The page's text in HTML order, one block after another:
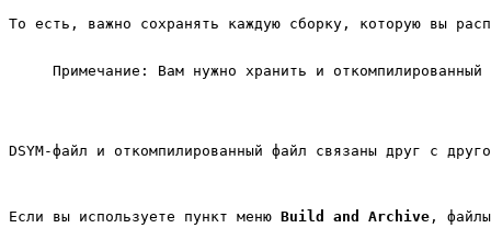
То есть, важно сохранять каждую сборку, которую вы
Примечание: Вам нужно хранить и
DSYM-файл и откомпилированный файл связаны друг с
Если вы используете пункт меню Build and Archive ,